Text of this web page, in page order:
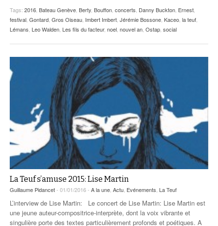
Tags: 2016 Bateau Genève Berty Bouffon concerts Danny Buckton Ernest
festival Gontard Gros Oiseau Imbert Imbert Jérémie Bossone Kaceo la teuf
Lémans Leo Walden Les fils du facteur, noel nouvel an Ostap social
La Teuf s’amuse 2015: Lise Martin
Guillaume Pidancet- 01/01/2016 - A la une Actu Evénements La Teuf
L’interview de Lise Martin: Le concert de Lise Martin: Lise Martin est
une jeune auteur-compositrice-interprète, dont la voix vibrante et
singulière porte des textes particulièrement profonds et poétiques. A